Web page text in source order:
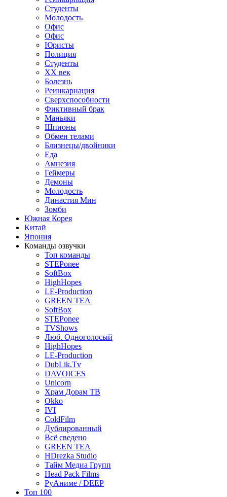
Студенты
Молодость
Офис
Офис
Юристы
Полиция
Студенты
ХХ век
Болезнь
Реинкарнация
Сверхспособности
Фиктивный брак
Маньяки
Шпионы
Обмен телами
Близнецы/двойники
Еда
Амнезия
Геймеры
Демоны
Молодость
Династия Мин
Зомби
Южная Корея
Китай
Япония
Команды озвучки
Топ команды
STEPonee
SoftBox
HighHopes
LE-Production
GREEN TEA
SoftBox
STEPonee
TVShows
Люб. Одноголосый
HighHopes
LE-Production
DubLik.Tv
DAVOICES
Unicorn
Храм Дорам ТВ
Okko
IVI
ColdFilm
Дублированный
Всё сведено
GREEN TEA
HDrezka Studio
Тайм Медиа Групп
Head Pack Films
РуАниме / DEEP
Топ 100